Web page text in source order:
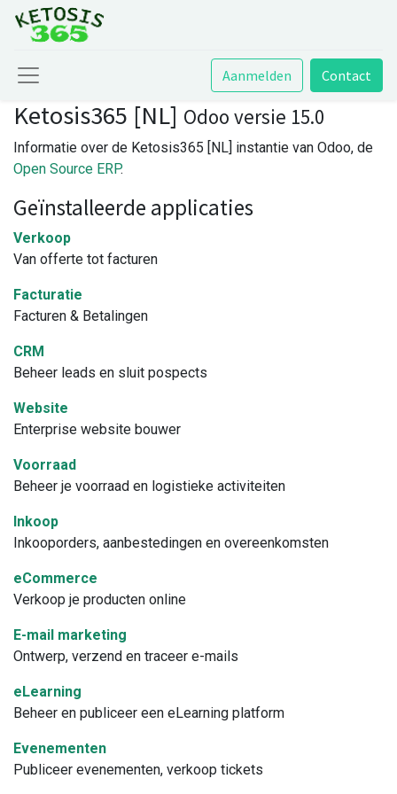
Aanmelden Contact
Ketosis365 [NL] Odoo versie 15.0
Informatie over de Ketosis365 [NL] instantie van Odoo, de
Open Source ERP.
Geïnstalleerde applicaties
Verkoop
Van offerte tot facturen
Facturatie
Facturen & Betalingen
CRM
Beheer leads en sluit pospects
Website
Enterprise website bouwer
Voorraad
Beheer je voorraad en logistieke activiteiten
Inkoop
Inkooporders, aanbestedingen en overeenkomsten
eCommerce
Verkoop je producten online
E-mail marketing
Ontwerp, verzend en traceer e-mails
eLearning
Beheer en publiceer een eLearning platform
Evenementen
Publiceer evenementen, verkoop tickets